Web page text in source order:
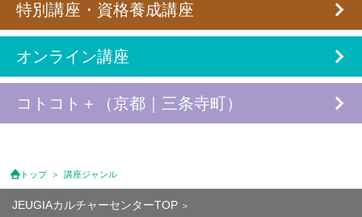
特別講座・資格養成講座
オンライン講座
コトコト＋（京都｜三条寺町）
トップ 講座ジャンル
JEUGIAカルチャーセンターTOP